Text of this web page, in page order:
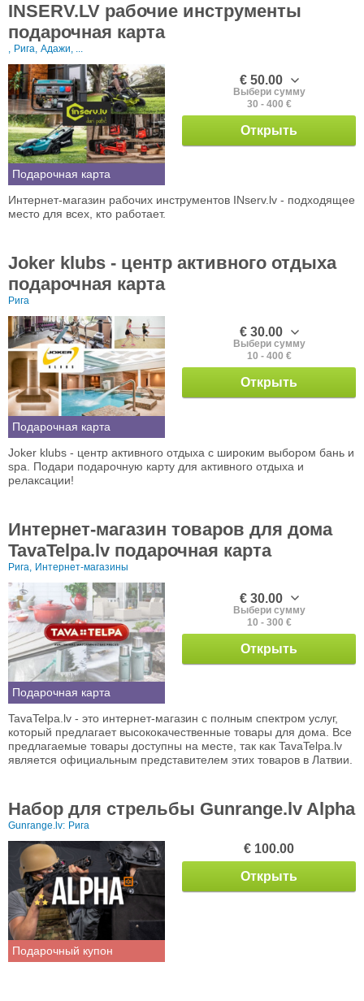
INSERV.LV рабочие инструменты
подарочная карта
, Рига, Адажи, ...
Подарочная карта
€ 50.00
Выбери сумму
30 - 400 €
Открыть
Интернет-магазин рабочих инструментов INserv.lv - подходящее
место для всех, кто работает.
Joker klubs - центр активного отдыха
подарочная карта
Рига
Подарочная карта
€ 30.00
Выбери сумму
10 - 400 €
Открыть
Joker klubs - центр активного отдыха с широким выбором бань и
spa. Подари подарочную карту для активного отдыха и
релаксации!
Интернет-магазин товаров для дома
TavaTelpa.lv подарочная карта
Рига, Интернет-магазины
Подарочная карта
€ 30.00
Выбери сумму
10 - 300 €
Открыть
TavaTelpa.lv - это интернет-магазин с полным спектром услуг,
который предлагает высококачественные товары для дома. Все
предлагаемые товары доступны на месте, так как TavaTelpa.lv
является официальным представителем этих товаров в Латвии.
Набор для стрельбы Gunrange.lv Alpha
Gunrange.lv: Рига
Подарочный купон
€ 100.00
Открыть